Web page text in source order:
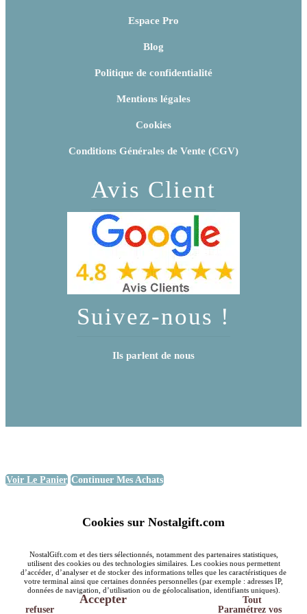
Espace Pro
Blog
Politique de confidentialité
Mentions légales
Cookies
Conditions Générales de Vente (CGV)
Avis Client
Suivez-nous !
Ils parlent de nous
Voir Le Panier Continuer Mes Achats
Cookies sur Nostalgift.com
NostalGift.com et des tiers sélectionnés, notamment des partenaires statistiques,
utilisent des cookies ou des technologies similaires. Les cookies nous permettent
d’accéder, d’analyser et de stocker des informations telles que les caractéristiques de
votre terminal ainsi que certaines données personnelles (par exemple : adresses IP,
données de navigation, d’utilisation ou de géolocalisation, identifiants uniques).
Accepter
Tout
refuser
Paramétrez vos